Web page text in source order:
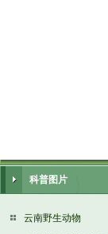
科普图片
云南野生动物